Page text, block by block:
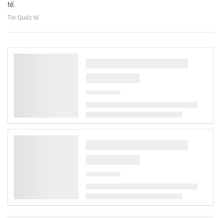
tế.
Tin Quốc tế
Thanh Hóa: Nhà máy điện rác Bỉm Sơn tăng